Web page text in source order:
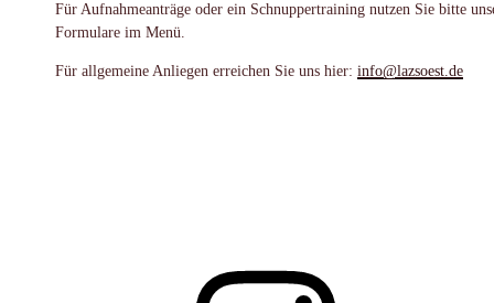
Für Aufnahmeanträge oder ein Schnuppertraining nutzen Sie bitte
Formulare im Menü.
Für allgemeine Anliegen erreichen Sie uns hier: info@lazsoest.de